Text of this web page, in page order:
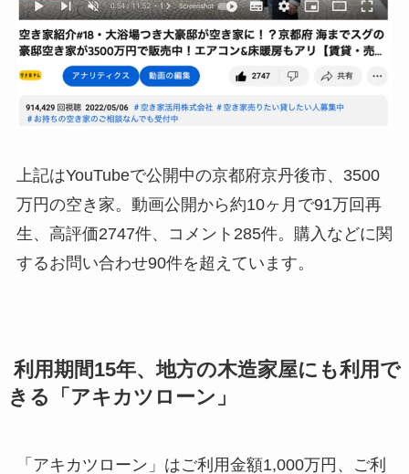
上記はYouTubeで公開中の京都府京丹後市、3500
万円の空き家。動画公開から約10ヶ月で91万回再
生、高評価2747件、コメント285件。購入などに関
するお問い合わせ90件を超えています。
利用期間15年、地方の木造家屋にも利用で
きる「アキカツローン」
「アキカツローン」はご利用金額1,000万円、ご利